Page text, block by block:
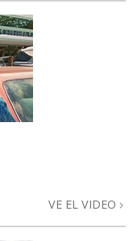
VE EL VIDEO